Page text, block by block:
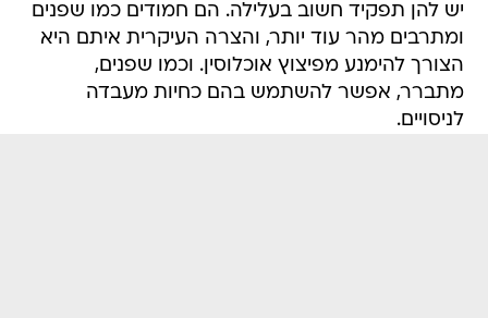
יש להן תפקיד חשוב בעלילה. הם חמודים כמו שפנים
ומתרבים מהר עוד ‏יותר, והצרה העיקרית איתם היא
הצורך להימנע מפיצוץ אוכלוסין. וכמו שפנים,
מתברר, אפשר ‏להשתמש בהם כחיות מעבדה
לניסויים.‏